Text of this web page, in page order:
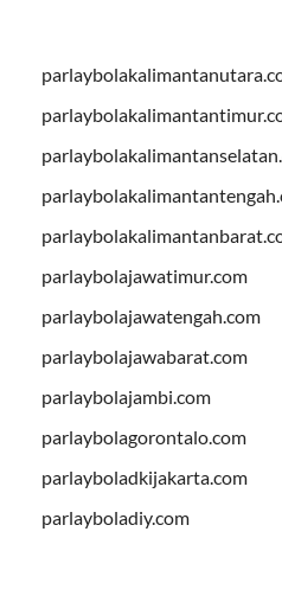
parlaybolajawatimur.com
parlaybolajawatengah.com
parlaybolajawabarat.com
parlaybolajambi.com
parlaybolagorontalo.com
parlayboladkijakarta.com
parlayboladiy.com